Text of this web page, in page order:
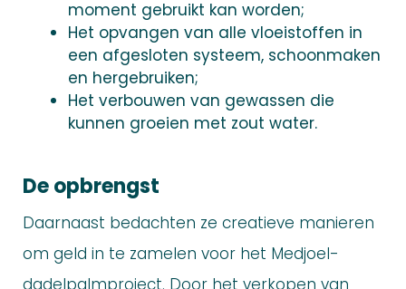
moment gebruikt kan worden;
Het opvangen van alle vloeistoffen in
een afgesloten systeem, schoonmaken
en hergebruiken;
Het verbouwen van gewassen die
kunnen groeien met zout water.
De opbrengst
Daarnaast bedachten ze creatieve manieren
om geld in te zamelen voor het Medjoel-
dadelpalmproject. Door het verkopen van